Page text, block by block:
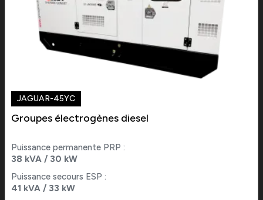
JAGUAR-45YC
Groupes électrogènes diesel
Puissance permanente PRP :
38 kVA / 30 kW
Puissance secours ESP :
41 kVA / 33 kW